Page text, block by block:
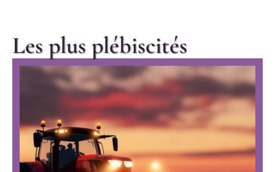
Les plus plébiscités